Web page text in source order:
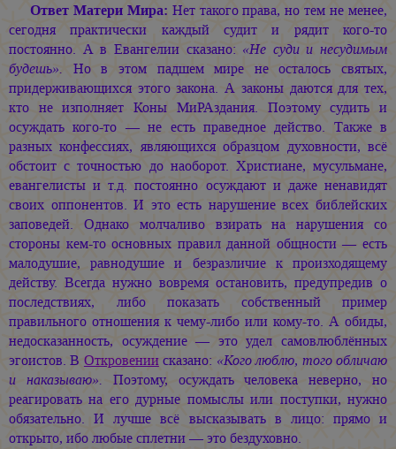
Ответ Матери Мира: Нет такого права, но тем не менее,
сегодня практически каждый судит и рядит кого-то
постоянно. А в Евангелии сказано: «Не суди и несудимым
будешь». Но в этом падшем мире не осталось святых,
придерживающихся этого закона. А законы даются для тех,
кто не изполняет Коны МиРАздания. Поэтому судить и
осуждать кого-то — не есть праведное действо. Также в
разных конфессиях, являющихся образцом духовности, всё
обстоит с точностью до наоборот. Христиане, мусульмане,
евангелисты и т.д. постоянно осуждают и даже ненавидят
своих оппонентов. И это есть нарушение всех библейских
заповедей. Однако молчаливо взирать на нарушения со
стороны кем-то основных правил данной общности — есть
малодушие, равнодушие и безразличие к произходящему
действу. Всегда нужно вовремя остановить, предупредив о
последствиях, либо показать собственный пример
правильного отношения к чему-либо или кому-то. А обиды,
недосказанность, осуждение — это удел самовлюблённых
эгоистов. В Откровениисказано: «Кого люблю, того обличаю
и наказываю». Поэтому, осуждать человека неверно, но
реагировать на его дурные помыслы или поступки, нужно
обязательно. И лучше всё высказывать в лицо: прямо и
открыто, ибо любые сплетни — это бездуховно.